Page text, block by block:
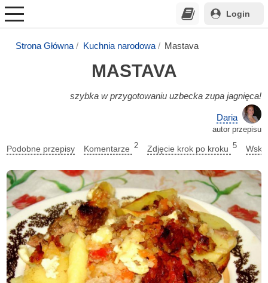
Login
Strona Główna Kuchnia narodowa Mastava
MASTAVA
szybka w przygotowaniu uzbecka zupa jagnięca!
Daria
autor przepisu
Podobne przepisy Komentarze 2 Zdjęcie krok po kroku 5